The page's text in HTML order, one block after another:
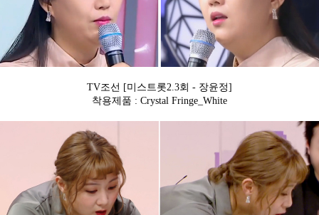
TV조선 [미스트롯2.3회 - 장윤정]
착용제품 : Crystal Fringe_White